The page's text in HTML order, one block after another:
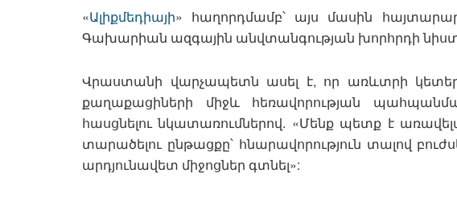
«Ալիքմեդիայի» հաղորդմամբ՝ այս մասին
Գախարիան ազգային անվտանգության խորհրդի
Վրաստանի վարչապետն ասել է, որ առևտրի կետերը
քաղաքացիների միջև հեռավորության
հասցնելու նկատառումներով. «Մենք պետք է
տարածելու ընթացքը՝ հնարավորություն տալով
արդյունավետ միջոցներ գտնել»: